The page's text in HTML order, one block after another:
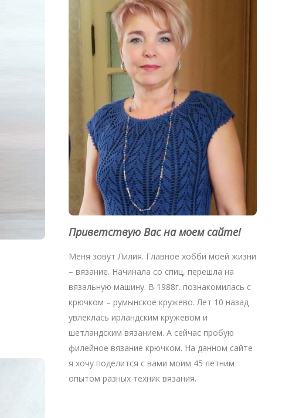
Приветствую Вас на моем сайте!
Меня зовут Лилия. Главное хобби моей жизни
– вязание. Начинала со спиц, перешла на
вязальную машину. В 1988г. познакомилась с
крючком – румынское кружево. Лет 10 назад
увлеклась ирландским кружевом и
шетландским вязанием. А сейчас пробую
филейное вязание крючком. На данном сайте
я хочу поделится с вами моим 45 летним
опытом разных техник вязания.